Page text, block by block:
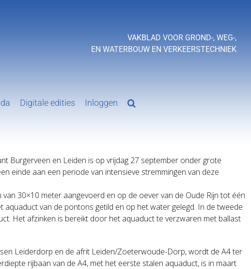
VAKBLAD VOOR GROND-, WEG-,
EN WATERBOUW EN VERKEERSTECHNIEK
Digitale edities Inloggen
Burgerveen en Leiden is op vrijdag 27 september onder grote
einde aan een periode van intensieve stremmingen van deze
30×10 meter aangevoerd en op de oever van de Oude Rijn tot één
van de pontons getild en op het water gelegd. In de tweede
Het afzinken is bereikt door het aquaduct te verzwaren met ballast
Leiderdorp en de afrit Leiden/Zoeterwoude-Dorp, wordt de A4 ter
rijbaan van de A4, met het eerste stalen aquaduct, is in maart